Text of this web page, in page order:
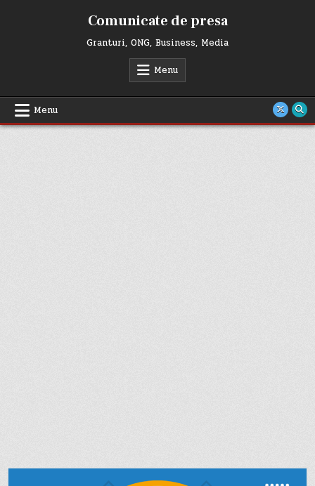
Comunicate de presa
Granturi, ONG, Business, Media
Menu
Menu